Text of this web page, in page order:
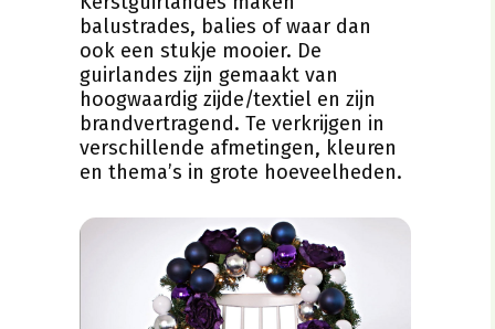
balustrades, balies of waar dan
ook een stukje mooier. De
guirlandes zijn gemaakt van
hoogwaardig zijde/textiel en zijn
brandvertragend. Te verkrijgen in
verschillende afmetingen, kleuren
en thema’s in grote hoeveelheden.